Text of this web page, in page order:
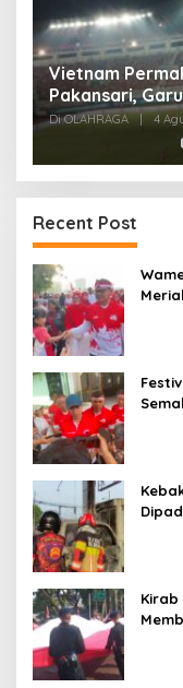
Vietnam
Pakansari,
Kandang
Di OLAHRAGA | 4
Recent Post
Kirab